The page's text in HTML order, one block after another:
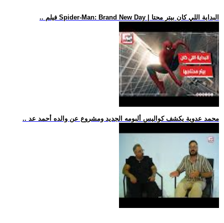
.. فيلم Spider-Man: Brand New Day | البداية اللي كان بيتر محتا
.. محمد عدوية يكشف كواليس ألبومه الجديد ومشروع عن والده أحمد عد